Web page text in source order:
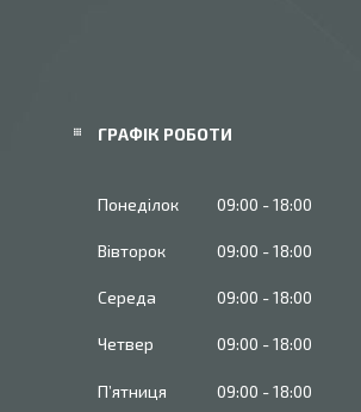
ГРАФІК РОБОТИ
Понеділок 09:00 18:00
Вівторок 09:00 18:00
Середа 09:00 18:00
Четвер 09:00 18:00
Пʼятниця 09:00 18:00